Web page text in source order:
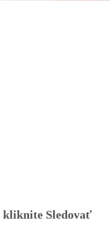
kliknite Sledovať